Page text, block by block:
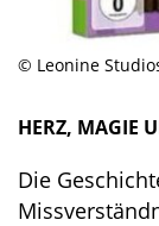
© Leonine
HERZ, MAGIE
Die